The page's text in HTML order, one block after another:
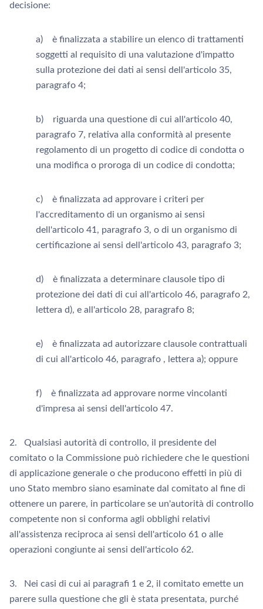
decisione:
a) è finalizzata a stabilire un elenco di trattamenti
soggetti al requisito di una valutazione d'impatto
sulla protezione dei dati ai sensi dell'articolo 35,
paragrafo 4;
b) riguarda una questione di cui all'articolo 40,
paragrafo 7, relativa alla conformità al presente
regolamento di un progetto di codice di condotta o
una modifica o proroga di un codice di condotta;
c) è finalizzata ad approvare i criteri per
l'accreditamento di un organismo ai sensi
dell'articolo 41, paragrafo 3, o di un organismo di
certificazione ai sensi dell'articolo 43, paragrafo 3;
d) è finalizzata a determinare clausole tipo di
protezione dei dati di cui all'articolo 46, paragrafo 2,
lettera d), e all'articolo 28, paragrafo 8;
e) è finalizzata ad autorizzare clausole contrattuali
di cui all'articolo 46, paragrafo , lettera a); oppure
f) è finalizzata ad approvare norme vincolanti
d'impresa ai sensi dell'articolo 47.
2. Qualsiasi autorità di controllo, il presidente del
comitato o la Commissione può richiedere che le questioni
di applicazione generale o che producono effetti in più di
uno Stato membro siano esaminate dal comitato al fine di
ottenere un parere, in particolare se un'autorità di controllo
competente non si conforma agli obblighi relativi
all'assistenza reciproca ai sensi dell'articolo 61 o alle
operazioni congiunte ai sensi dell'articolo 62.
3. Nei casi di cui ai paragrafi 1 e 2, il comitato emette un
parere sulla questione che gli è stata presentata, purché